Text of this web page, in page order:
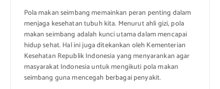
Pola makan seimbang memainkan peran penting dalam
menjaga kesehatan tubuh kita. Menurut ahli gizi, pola
makan seimbang adalah kunci utama dalam mencapai
hidup sehat. Hal ini juga ditekankan oleh Kementerian
Kesehatan Republik Indonesia yang menyarankan agar
masyarakat Indonesia untuk mengikuti pola makan
seimbang guna mencegah berbagai penyakit.